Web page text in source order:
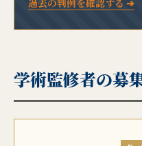
学術監修者の募